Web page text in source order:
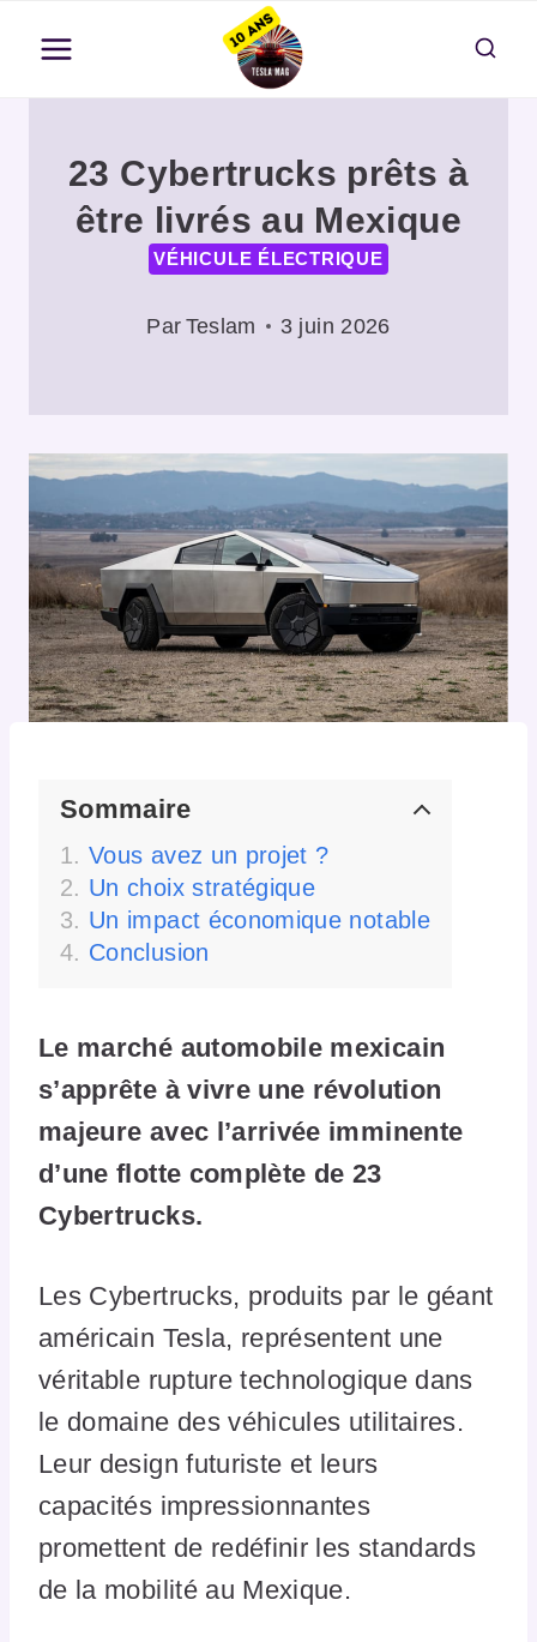
contenu
23 Cybertrucks prêts à
être livrés au Mexique
VÉHICULE ÉLECTRIQUE
Par Teslam 3 juin 2026
Sommaire
Vous avez un projet ?
Un choix stratégique
Un impact économique notable
Conclusion
Le marché automobile mexicain
s’apprête à vivre une révolution
majeure avec l’arrivée imminente
d’une flotte complète de 23
Cybertrucks.
Les Cybertrucks, produits par le géant
américain Tesla, représentent une
véritable rupture technologique dans
le domaine des véhicules utilitaires.
Leur design futuriste et leurs
capacités impressionnantes
promettent de redéfinir les standards
de la mobilité au Mexique.